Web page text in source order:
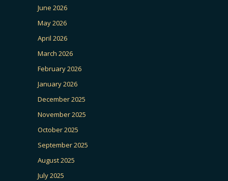
June 2026
May 2026
April 2026
March 2026
February 2026
January 2026
December 2025
November 2025
October 2025
September 2025
August 2025
July 2025